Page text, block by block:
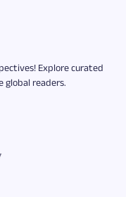
Explore curated
global readers.